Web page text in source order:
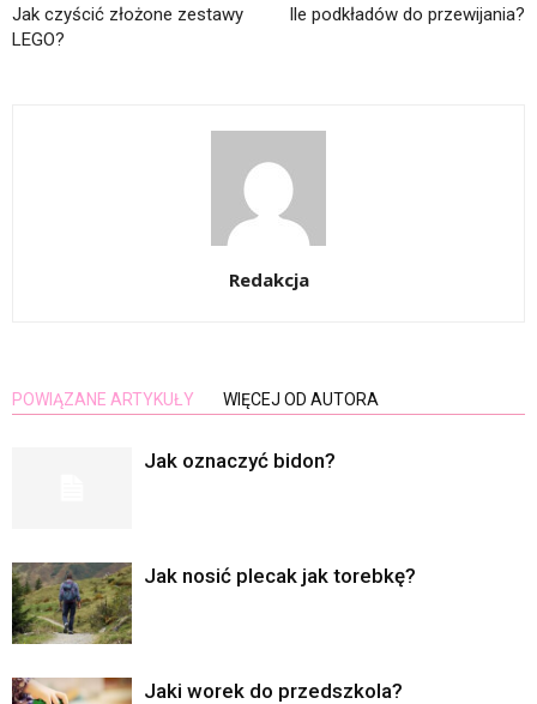
Jak czyścić złożone zestawy
LEGO?
Ile podkładów do przewijania?
Redakcja
POWIĄZANE ARTYKUŁY WIĘCEJ OD AUTORA
Jak oznaczyć bidon?
Jak nosić plecak jak torebkę?
Jaki worek do przedszkola?